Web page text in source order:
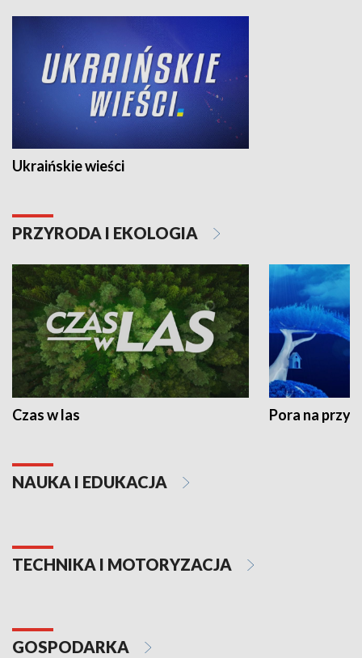
Ukraińskie wieści
PRZYRODA I EKOLOGIA
Czas w las Pora na
NAUKA I EDUKACJA
TECHNIKA I MOTORYZACJA
GOSPODARKA